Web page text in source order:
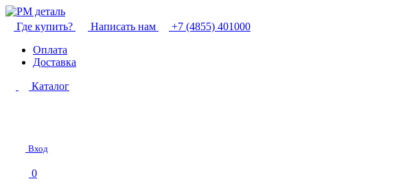
Где купить? Написать нам
+7 (4855) 401000
Оплата
Доставка
Каталог
Вход
0